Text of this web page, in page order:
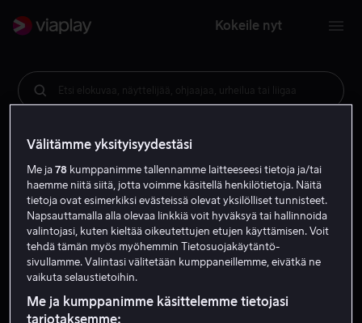
Kokeile nyt
Etsi elokuvaa, näyttelijää, ohjaajaa, urheilua tai liigaa
Välitämme yksityisyydestäsi
Me ja78 kumppanimme tallennamme laitteeseesi tietoja ja/tai
haemme niitä siitä, jotta voimme käsitellä henkilötietoja. Näitä
tietoja ovat esimerkiksi evästeissä olevat yksilölliset tunnisteet.
Napsauttamalla alla olevaa linkkiä voit hyväksyä tai hallinnoida
valintojasi, kuten kieltää oikeutettujen etujen käyttämisen. Voit
tehdä tämän myös myöhemmin Tietosuojakäytäntö-
sivullamme. Valintasi välitetään kumppaneillemme, eivätkä ne
vaikuta selaustietoihin.
Me ja kumppanimme käsittelemme tietojasi
tarjotaksemme: